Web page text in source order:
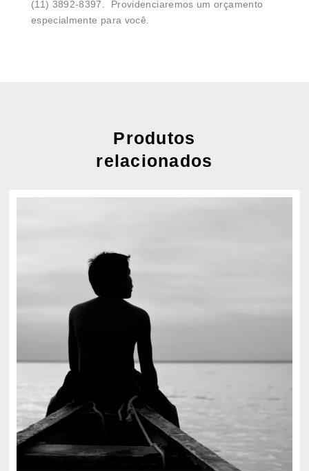
(11) 3892-8397. Providenciaremos um orçamento
especialmente para você.
Produtos
relacionados